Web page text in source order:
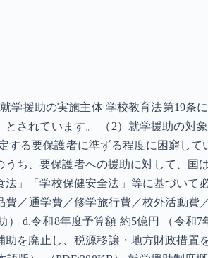
援助の実施主体 学校教育法第19条
されています。 （2）就学援助の対
する要保護者に準ずる程度に困
ち、要保護者への援助に対して、
」「学校保健安全法」等に基づいて
／通学費／修学旅行費／校外活動費
d.令和8年度予算額 約5億円 （令和
を廃止し、税源移譲・地方財政措